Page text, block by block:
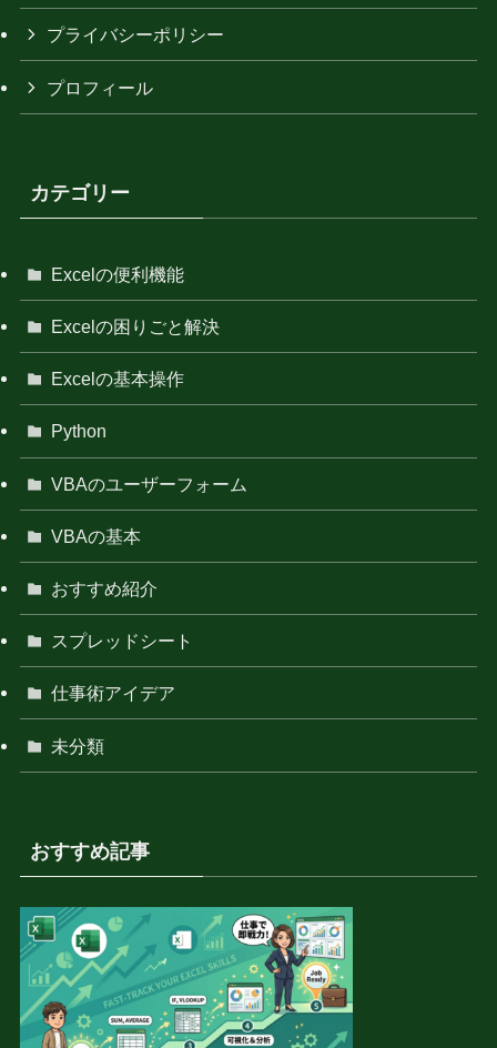
プライバシーポリシー
プロフィール
カテゴリー
Excelの便利機能
Excelの困りごと解決
Excelの基本操作
Python
VBAのユーザーフォーム
VBAの基本
おすすめ紹介
スプレッドシート
仕事術アイデア
未分類
おすすめ記事